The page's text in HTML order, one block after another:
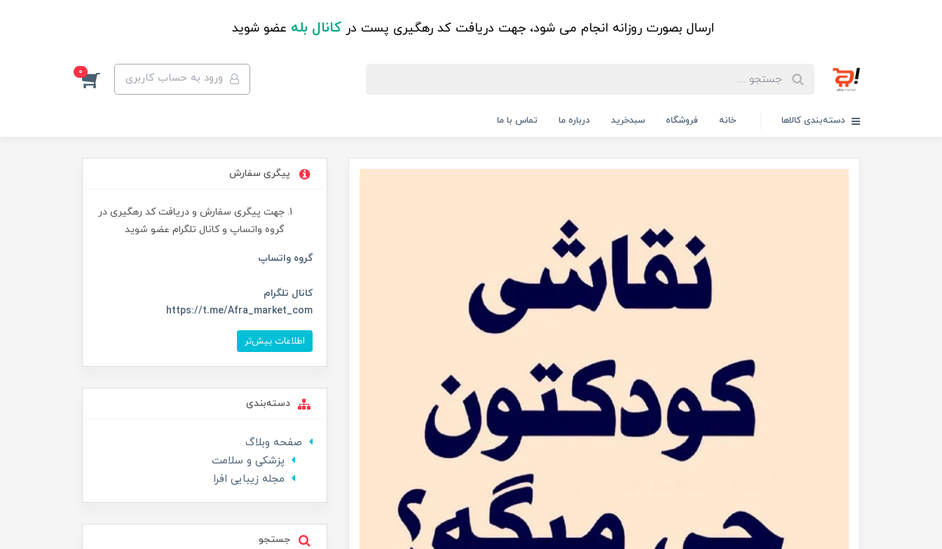
ارسال بصورت روزانه انجام می شود، جهت دریافت کد رهگیری پست در کانال بله عضو شوید
ورود به حساب کاربری 0
دسته‌بندی کالاها خانه فروشگاه سبدخرید درباره ما تماس با ما
پیگری سفارش
جهت پیگری سفارش و دریافت کد رهگیری در
گروه واتساپ و کانال تلگرام عضو شوید
گروه واتساپ
کانال تلگرام
https://t.me/Afra_market_com
اطلاعات بیش‌تر
دسته‌بندی
صفحه وبلاگ
پزشکی و سلامت
مجله زیبایی افرا
جستجو